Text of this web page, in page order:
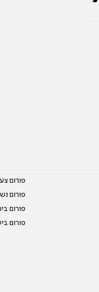
פורום
פורום
פורום
פורום